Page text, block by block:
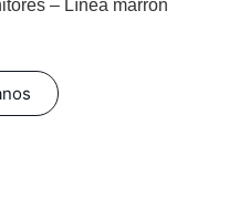
– Línea marron